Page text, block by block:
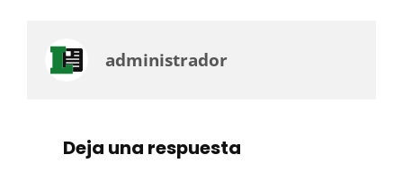
administrador
Deja una respuesta